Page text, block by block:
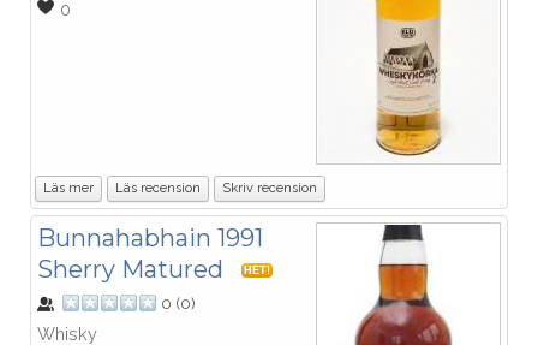
0
Läs mer Läs recension Skriv recension
Bunnahabhain 1991
Sherry Matured
HET!
0 (0)
Whisky